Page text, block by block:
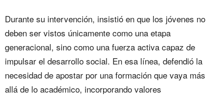
Durante su intervención, insistió en que los jóvenes no
deben ser vistos únicamente como una etapa
generacional, sino como una fuerza activa capaz de
impulsar el desarrollo social. En esa línea, defendió la
necesidad de apostar por una formación que vaya más
allá de lo académico, incorporando valores